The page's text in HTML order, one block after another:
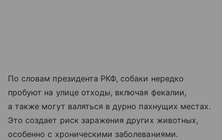
По словам президента РКФ, собаки нередко
пробуют на улице отходы, включая фекалии,
а также могут валяться в дурно пахнущих местах.
Это создает риск заражения других животных,
особенно с хроническими заболеваниями.